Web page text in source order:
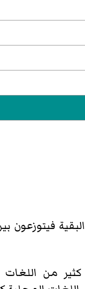
فيتوزعون
من اللغات